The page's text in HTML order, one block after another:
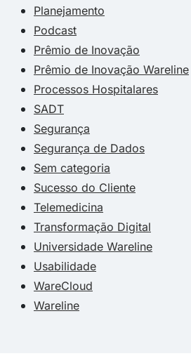
Planejamento
Podcast
Prêmio de Inovação
Prêmio de Inovação Wareline
Processos Hospitalares
SADT
Segurança
Segurança de Dados
Sem categoria
Sucesso do Cliente
Telemedicina
Transformação Digital
Universidade Wareline
Usabilidade
WareCloud
Wareline